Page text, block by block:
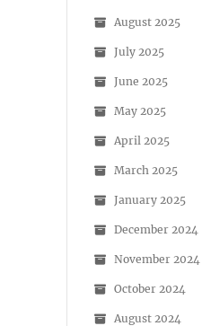
August 2025
July 2025
June 2025
May 2025
April 2025
March 2025
January 2025
December 2024
November 2024
October 2024
August 2024